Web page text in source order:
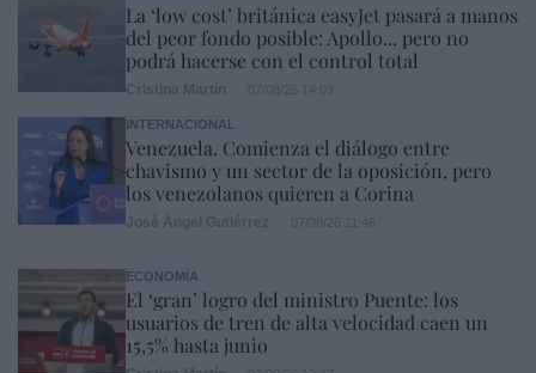
La ‘low cost’ británica easyJet pasará a manos
del peor fondo posible: Apollo... pero no
podrá hacerse con el control total
INTERNACIONAL
Venezuela. Comienza el diálogo entre
chavismo y un sector de la oposición, pero
los venezolanos quieren a Corina
ECONOMÍA
El ‘gran’ logro del ministro Puente: los
usuarios de tren de alta velocidad caen un
15,5% hasta junio